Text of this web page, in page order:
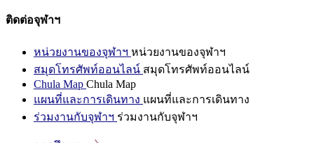
ติดต่อจุฬาฯ
หน่วยงานของจุฬาฯ หน่วยงานของจุฬาฯ
สมุดโทรศัพท์ออนไลน์ สมุดโทรศัพท์ออนไลน์
Chula Map Chula Map
แผนที่และการเดินทาง แผนที่และการเดินทาง
ร่วมงานกับจุฬาฯ ร่วมงานกับจุฬาฯ